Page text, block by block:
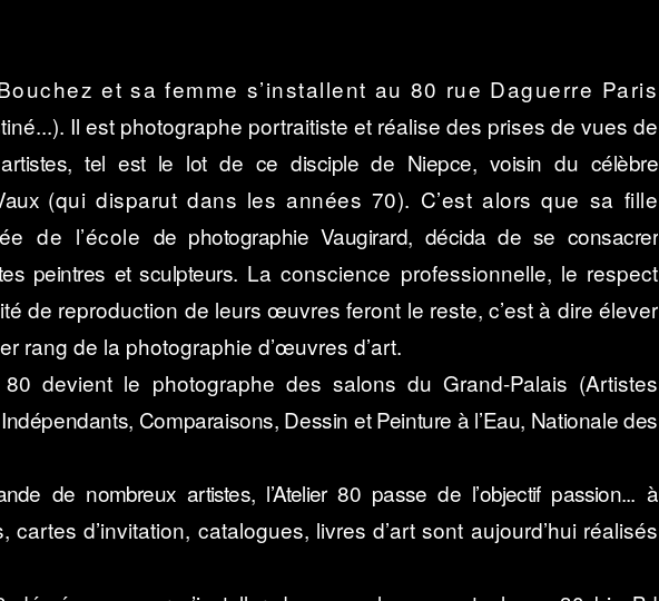
et sa femme s’installent au 80 rue Daguerre Paris
Il est photographe portraitiste et réalise des prises de vues de
tel est le lot de ce disciple de Niepce, voisin du célèbre
(qui disparut dans les années 70). C’est alors que sa fille
de l’école de photographie Vaugirard, décida de se consacrer
peintres et sculpteurs. La conscience professionnelle, le respect
de reproduction de leurs œuvres feront le reste, c’est à dire élever
rang de la photographie d’œuvres d’art.
80 devient le photographe des salons du Grand-Palais (Artistes
Comparaisons, Dessin et Peinture à l’Eau, Nationale des
de nombreux artistes, l’Atelier 80 passe de l’objectif passion... à
cartes d’invitation, catalogues, livres d’art sont aujourd’hui réalisés